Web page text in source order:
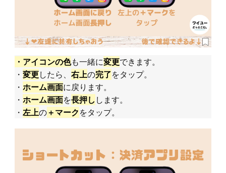
・アイコンの色も一緒に変更できます。
・ 変更したら、 右上の完了をタップ。
・ ホーム画面に戻ります。
・ ホーム画面を長押し します。
・ 左上の＋マークをタップ。